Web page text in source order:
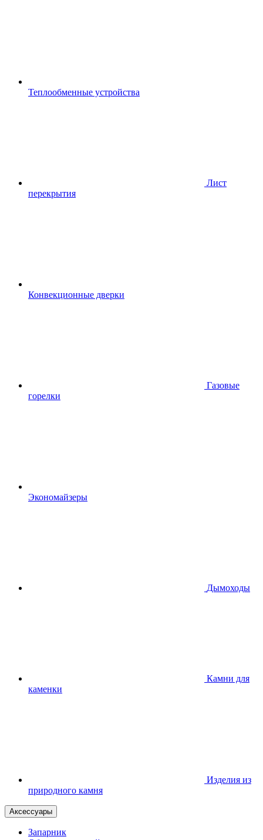
Теплообменные устройства
Лист
перекрытия
Конвекционные дверки
Газовые
горелки
Экономайзеры
Дымоходы
Камни для
каменки
Изделия из
природного камня
Аксессуары
Запарник